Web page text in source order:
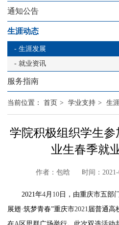
通知公告
生涯动态
- 生涯发展
- 就业资讯
服务指南
当前位置： 首页 > 学业支持 > 生
学院积极组织学生参
业生春季就
作者：包晗 时间：
2021年4月 10 日，由重庆市五部
展翅·筑梦青春”重庆市2021届普通高